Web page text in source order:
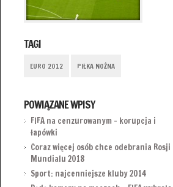
TAGI
EURO 2012 PIŁKA NOŻNA
POWIĄZANE WPISY
FIFA na cenzurowanym – korupcja i
łapówki
Coraz więcej osób chce odebrania Rosji
Mundialu 2018
Sport: najcenniejsze kluby 2014